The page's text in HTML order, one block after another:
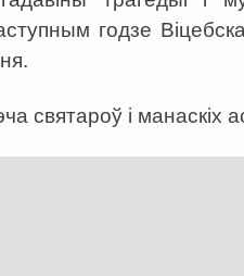
годзе
святароў і манаскіх